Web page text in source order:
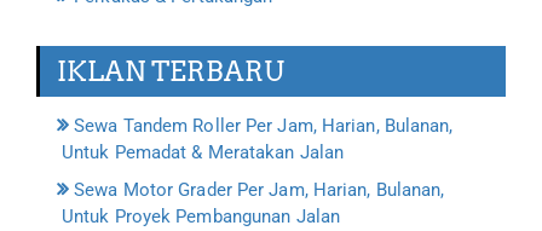
IKLAN TERBARU
Sewa Tandem Roller Per Jam, Harian, Bulanan,
Untuk Pemadat & Meratakan Jalan
Sewa Motor Grader Per Jam, Harian, Bulanan,
Untuk Proyek Pembangunan Jalan